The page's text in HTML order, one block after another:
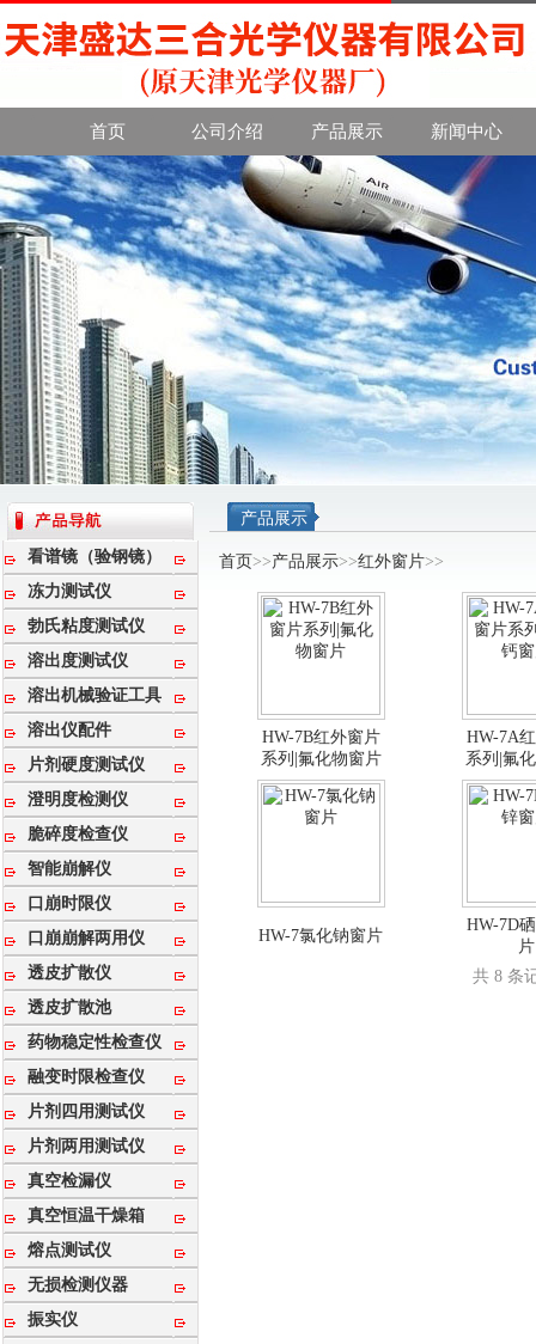
首页 公司介绍 产品展示 新闻中心
看谱镜（验钢镜）
冻力测试仪
勃氏粘度测试仪
溶出度测试仪
溶出机械验证工具
溶出仪配件
片剂硬度测试仪
澄明度检测仪
脆碎度检查仪
智能崩解仪
口崩时限仪
口崩崩解两用仪
透皮扩散仪
透皮扩散池
药物稳定性检查仪
融变时限检查仪
片剂四用测试仪
片剂两用测试仪
真空检漏仪
真空恒温干燥箱
熔点测试仪
无损检测仪器
振实仪
产品展示
首页>>产品展示>>红外窗片>>
HW-7B红外窗片
系列|氟化物窗片
HW-7A
系列|氟
HW-7氯化钠窗片
HW-7D
片
共 8 条